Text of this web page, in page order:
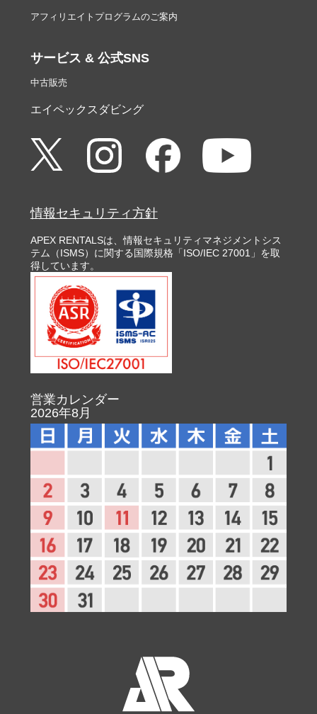
アフィリエイトプログラムのご案内
サービス & 公式SNS
中古販売
エイペックスダビング
情報セキュリティ方針
APEX RENTALSは、情報セキュリティマネジメントシス
テム（ISMS）に関する国際規格「ISO/IEC 27001」を取
得しています。
営業カレンダー
2026年8月